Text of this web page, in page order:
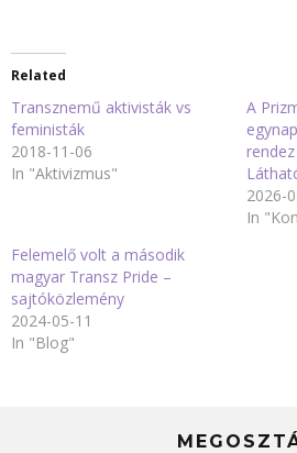
Related
Transznemű aktivisták vs
feministák
2018-11-06
In "Aktivizmus"
A
2026-
In
Felemelő volt a második
magyar Transz Pride –
sajtóközlemény
2024-05-11
In "Blog"